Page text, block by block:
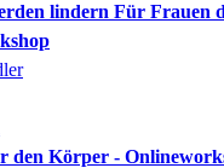
lindern Für Frauen
den Körper -